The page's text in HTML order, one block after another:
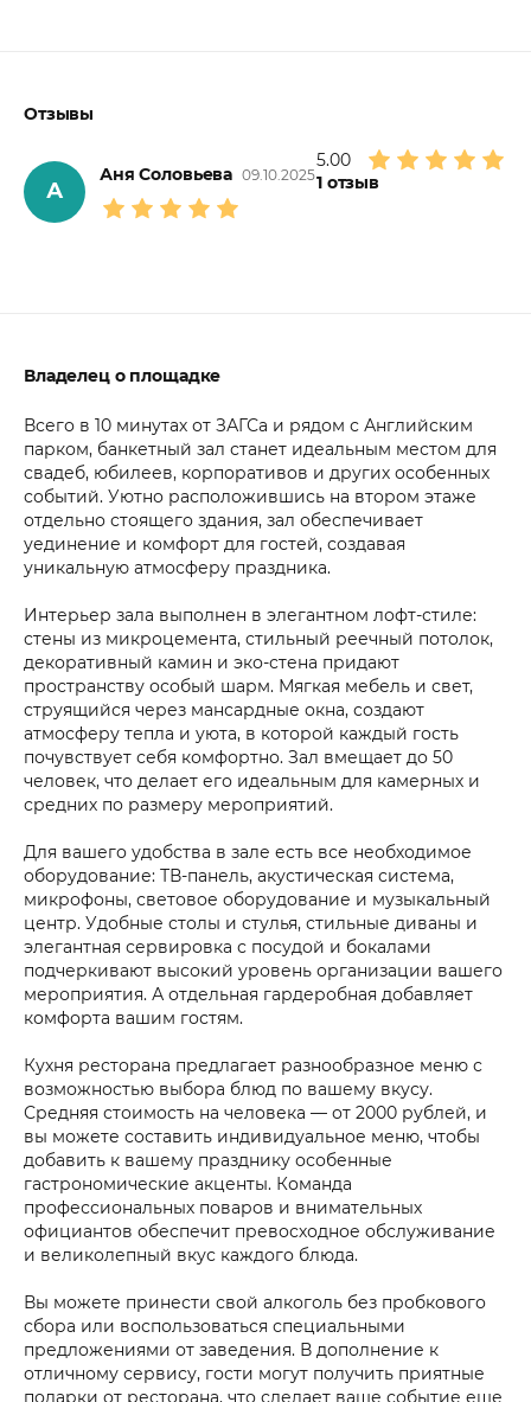
Отзывы
5.00
1отзыв
А
Аня Соловьева 09.10.2025
Владелец о площадке
Всего в 10 минутах от ЗАГСа и рядом с Английским
парком, банкетный зал станет идеальным местом для
свадеб, юбилеев, корпоративов и других особенных
событий. Уютно расположившись на втором этаже
отдельно стоящего здания, зал обеспечивает
уединение и комфорт для гостей, создавая
уникальную атмосферу праздника.
Интерьер зала выполнен в элегантном лофт-стиле:
стены из микроцемента, стильный реечный потолок,
декоративный камин и эко-стена придают
пространству особый шарм. Мягкая мебель и свет,
струящийся через мансардные окна, создают
атмосферу тепла и уюта, в которой каждый гость
почувствует себя комфортно. Зал вмещает до 50
человек, что делает его идеальным для камерных и
средних по размеру мероприятий.
Для вашего удобства в зале есть все необходимое
оборудование: ТВ-панель, акустическая система,
микрофоны, световое оборудование и музыкальный
центр. Удобные столы и стулья, стильные диваны и
элегантная сервировка с посудой и бокалами
подчеркивают высокий уровень организации вашего
мероприятия. А отдельная гардеробная добавляет
комфорта вашим гостям.
Кухня ресторана предлагает разнообразное меню с
возможностью выбора блюд по вашему вкусу.
Средняя стоимость на человека — от 2000 рублей, и
вы можете составить индивидуальное меню, чтобы
добавить к вашему празднику особенные
гастрономические акценты. Команда
профессиональных поваров и внимательных
официантов обеспечит превосходное обслуживание
и великолепный вкус каждого блюда.
Вы можете принести свой алкоголь без пробкового
сбора или воспользоваться специальными
предложениями от заведения. В дополнение к
отличному сервису, гости могут получить приятные
подарки от ресторана, что сделает ваше событие еще